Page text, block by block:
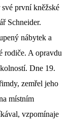
první kněžské
Schneider.
nábytek a
rodiče. A opravdu
Dne 19.
zemřel jeho
místním
vzpomínaje